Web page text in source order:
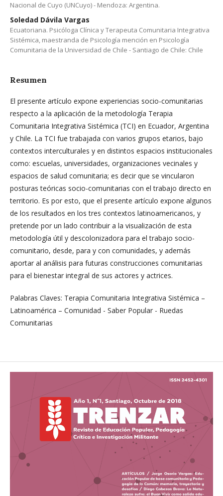
Nacional de Cuyo (UNCuyo) - Mendoza: Argentina.
Soledad Dávila Vargas
Ecuatoriana. Psicóloga Clínica y Terapeuta Comunitaria Integrativa
Sistémica, maestranda de Psicología mención en Psicología
Comunitaria de la Universidad de Chile - Santiago de Chile: Chile
Resumen
El presente artículo expone experiencias socio-comunitarias
respecto a la aplicación de la metodología Terapia
Comunitaria Integrativa Sistémica (TCI) en Ecuador, Argentina
y Chile. La TCI fue trabajada con varios grupos etarios, bajo
contextos interculturales y en distintos espacios institucionales
como: escuelas, universidades, organizaciones vecinales y
espacios de salud comunitaria; es decir que se vincularon
posturas teóricas socio-comunitarias con el trabajo directo en
territorio. Es por esto, que el presente artículo expone algunos
de los resultados en los tres contextos latinoamericanos, y
pretende por un lado contribuir a la visualización de esta
metodología útil y descolonizadora para el trabajo socio-
comunitario, desde, para y con comunidades, y además
aportar al análisis para futuras construcciones comunitarias
para el bienestar integral de sus actores y actrices.
Palabras Claves: Terapia Comunitaria Integrativa Sistémica –
Latinoamérica – Comunidad - Saber Popular - Ruedas
Comunitarias